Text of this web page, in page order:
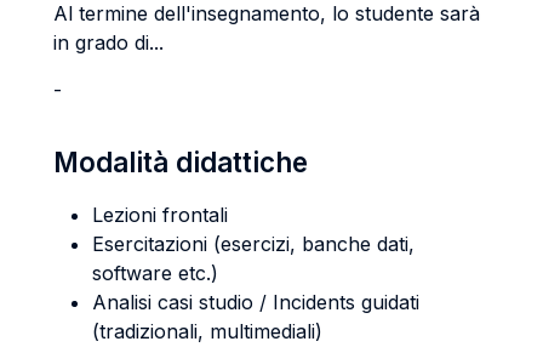
Al termine dell'insegnamento, lo studente sarà
in grado di...
-
Modalità didattiche
Lezioni frontali
Esercitazioni (esercizi, banche dati,
software etc.)
Analisi casi studio / Incidents guidati
(tradizionali, multimediali)